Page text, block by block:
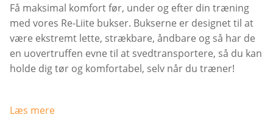
Få maksimal komfort før, under og efter din træning
med vores Re-Liite bukser. Bukserne er designet til at
være ekstremt lette, strækbare, åndbare og så har de
en uovertruffen evne til at svedtransportere, så du kan
holde dig tør og komfortabel, selv når du træner!
Læs mere